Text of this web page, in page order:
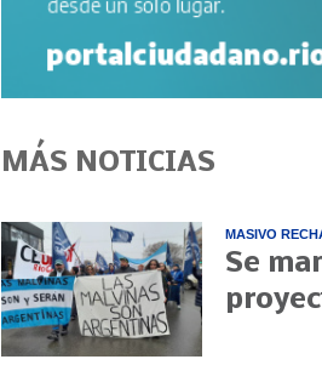
MÁS NOTICIAS
MASIVO
Se